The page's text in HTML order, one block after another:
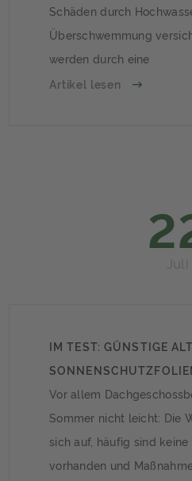
Schäden durch
Überschwemmung
werden durch eine
und in Nordrhein-
Artikel lesen
Juli
IM TEST: GÜNSTIGE
Vor allem
Sommer nicht leicht: Die
sich auf, häufig sind keine
vorhanden und